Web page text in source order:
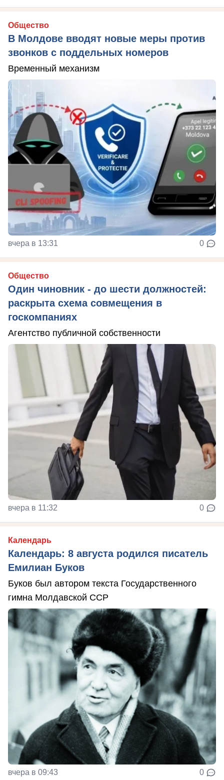
Общество
В Молдове вводят новые меры против
звонков с поддельных номеров
Временный механизм
вчера в 13:31 0
Общество
Один чиновник - до шести должностей:
раскрыта схема совмещения в
госкомпаниях
Агентство публичной собственности
вчера в 11:32 0
Календарь
Календарь: 8 августа родился писатель
Емилиан Буков
Буков был автором текста Государственного
гимна Молдавской ССР
вчера в 09:43 0